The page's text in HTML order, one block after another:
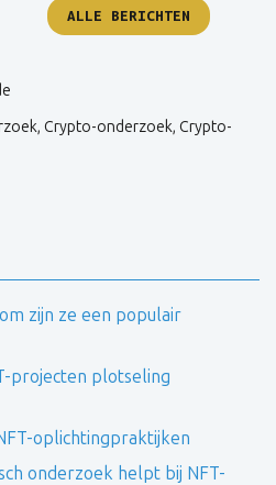
ALLE BERICHTEN
, Crypto-onderzoek, Crypto-
zijn ze een populair
projecten plotseling
oplichtingpraktijken
onderzoek helpt bij NFT-